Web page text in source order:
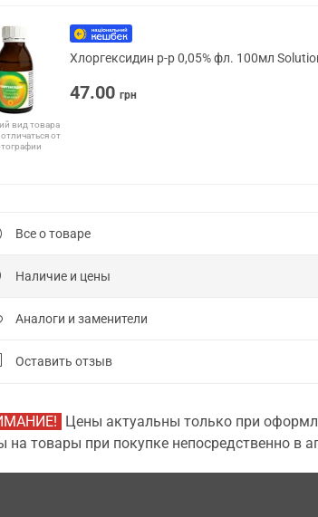
вид товара
от
Хлоргексидин р-р 0,05% фл. 100мл
47.00 грн
Все о товаре
Наличие и цены
Аналоги и заменители
Оставить отзыв
Цены актуальны только при
на товары при покупке непосредственно в